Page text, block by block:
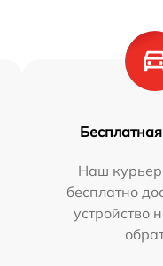
Наш
бесплатно
устройство